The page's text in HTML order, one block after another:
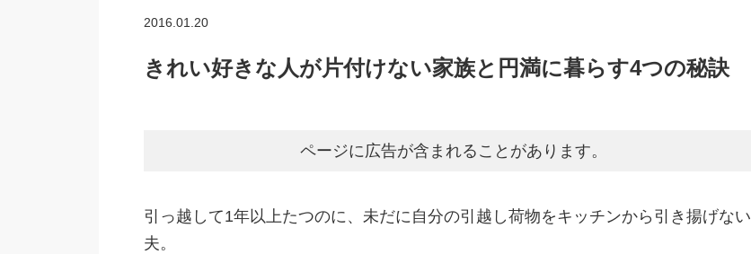
2016.01.20
きれい好きな人が片付けない家族と円満に暮らす4つの秘訣
ページに広告が含まれることがあります。
引っ越して1年以上たつのに、未だに自分の引越し荷物をキッチンから引き揚げない
夫。